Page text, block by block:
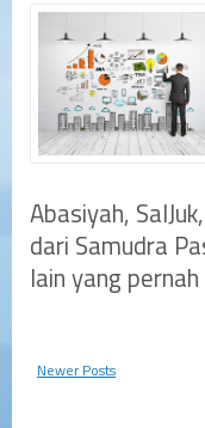
Abasiyah,
dari Samudra
lain yang
Newer Posts